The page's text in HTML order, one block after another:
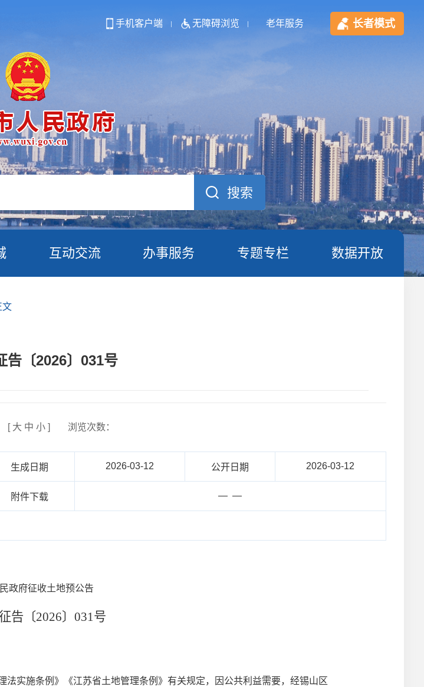
手机客户端 无障碍浏览 老年服务 长者模式
互动交流 办事服务 专题专栏 数据开放
文
告〔2026〕031号
[ 大 中 小] 浏览次数：
生成日期 2026-03-12 公开日期 2026-03-12
附件下载 — —
政府征收土地预公告
告〔2026〕031号
实施条例》《江苏省土地管理条例》有关规定，因公共利益需要，经锡山区